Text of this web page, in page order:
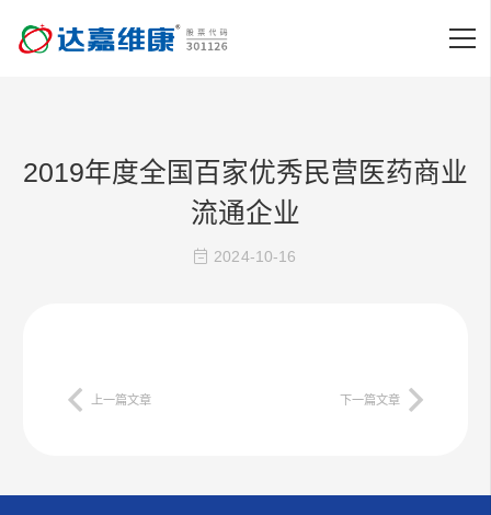
2019年度全国百家优秀民营医药商业
流通企业
2024-10-16
上一篇文章 下一篇文章